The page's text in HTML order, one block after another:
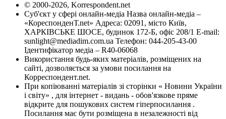
© 2000-2026, Korrespondent.net
Суб'єкт у сфері онлайн-медіа Назва онлайн-медіа –
«КореспонденТ.net» Адреса: 02091, місто Київ,
ХАРКІВСЬКЕ ШОСЕ, будинок 172-Б, офіс 208/1 E-mail:
sunlight@mediadim.com.ua Телефон: 044-205-43-00
Ідентифікатор медіа – R40-06068
Використання будь-яких матеріалів, розміщених на
сайті, дозволяється за умови посилання на
Корреспондент.net.
При копіюванні матеріалів зі сторінки « Новини України
і світу» , для інтернет - видань - обов'язкове пряме
відкрите для пошукових систем гіперпосилання .
Посилання має бути розміщена в незалежності від